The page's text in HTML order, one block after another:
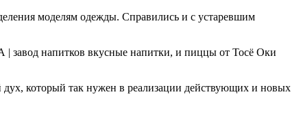
моделям одежды. Справились и с устаревшим
завод напитков вкусные напитки, и пиццы от Тосё Оки
который так нужен в реализации действующих и новых